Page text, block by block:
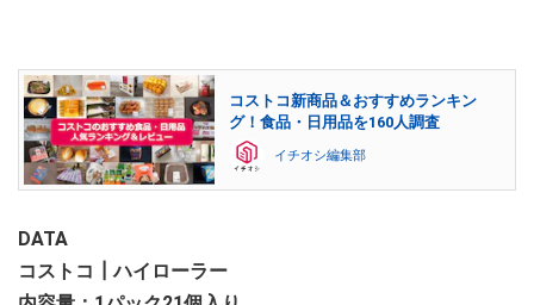
コストコ新商品＆おすすめランキン
グ！食品・日用品を160人調査
イチオシ編集部
DATA
コストコ┃ハイローラー